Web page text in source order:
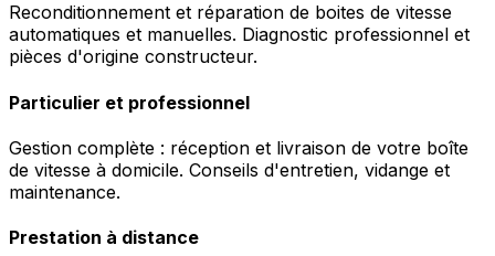
Reconditionnement et réparation de boites de vitesse
automatiques et manuelles. Diagnostic professionnel et
pièces d'origine constructeur.
Particulier et professionnel
Gestion complète : réception et livraison de votre boîte
de vitesse à domicile. Conseils d'entretien, vidange et
maintenance.
Prestation à distance